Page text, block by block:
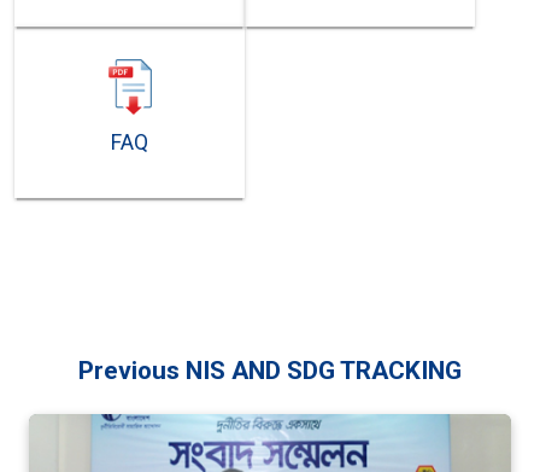
FAQ
Previous NIS AND SDG TRACKING